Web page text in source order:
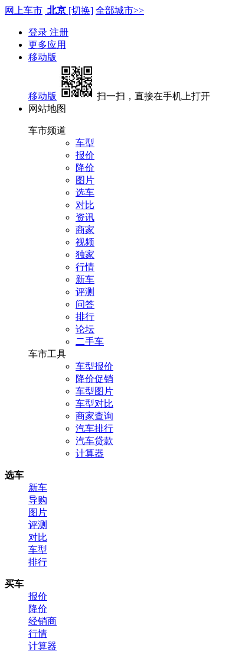
网上车市 北京 [切换] 全部城市>>
登录 注册
更多应用
移动版
移动版
扫一扫，直接在手机上打开
网站地图
车市频道
车型
报价
降价
图片
选车
对比
资讯
商家
视频
独家
行情
新车
评测
问答
排行
论坛
二手车
车市工具
车型报价
降价促销
车型图片
车型对比
商家查询
汽车排行
汽车贷款
计算器
选车
新车
导购
图片
评测
对比
车型
排行
买车
报价
降价
经销商
行情
计算器